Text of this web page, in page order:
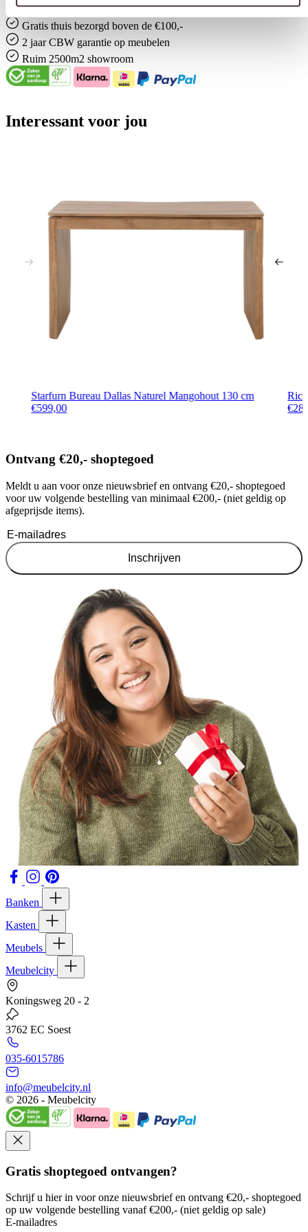
Gratis thuis bezorgd boven de €100,-
2 jaar CBW garantie op meubelen
Ruim 2500m2 showroom
Interessant voor jou
Starfurn Bureau Dallas Naturel Mangohout 130 cm
€599,00
€
Ontvang €20,- shoptegoed
Meldt u aan voor onze nieuwsbrief en ontvang €20,- shoptegoed
voor uw volgende bestelling van minimaal €200,- (niet geldig op
afgeprijsde items).
Inschrijven
Banken
Kasten
Meubels
Meubelcity
Koningsweg 20 - 2
3762 EC Soest
035-6015786
info@meubelcity.nl
© 2026 - Meubelcity
Gratis shoptegoed ontvangen?
Schrijf u hier in voor onze nieuwsbrief en ontvang €20,- shoptegoed
op uw volgende bestelling vanaf €200,- (niet geldig op sale)
E-mailadres